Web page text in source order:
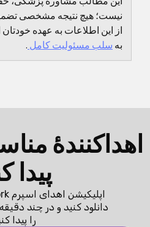
مصنوعی به زبان سادهیک شروع
ساختار، پیشنهادها را خیلی
وعده‌های تبلیغاتی مقایسه
نیست؛ هیچ نتیجه مشخصی
از این اطلاعات به عهده
بهسلب مسئولیت کامل.
اهداکنندهٔ
پیدا
دانلود کنید و در چند
را پیدا